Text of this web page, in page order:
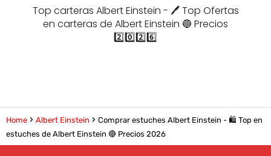
Top carteras Albert Einstein - 🖊️ Top Ofertas
en carteras de Albert Einstein 🔵 Precios
2️⃣0️⃣2️⃣6️⃣
Home Albert Einstein
Comprar estuches Albert Einstein - 🛍️ Top en
estuches de Albert Einstein 🔴 Precios 2026